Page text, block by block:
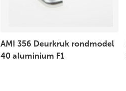
AMI 356 Deurkruk rondmodel
40 aluminium F1